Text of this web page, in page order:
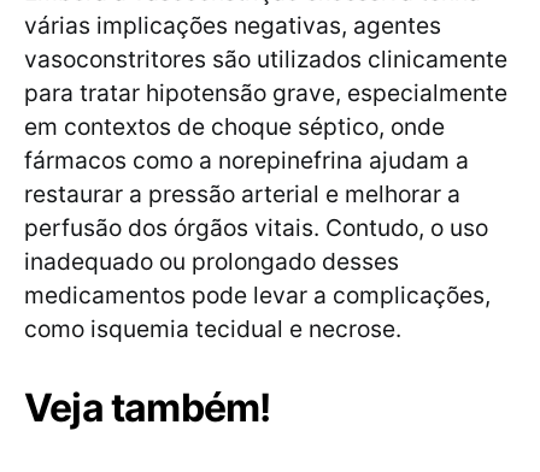
várias implicações negativas, agentes
vasoconstritores são utilizados clinicamente
para tratar hipotensão grave, especialmente
em contextos de choque séptico, onde
fármacos como a norepinefrina ajudam a
restaurar a pressão arterial e melhorar a
perfusão dos órgãos vitais. Contudo, o uso
inadequado ou prolongado desses
medicamentos pode levar a complicações,
como isquemia tecidual e necrose.
Veja também!